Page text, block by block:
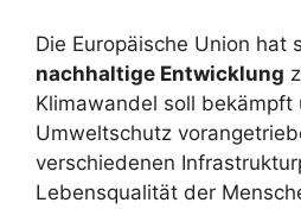
Die Europäische Union hat
nachhaltige Entwicklung
Klimawandel soll bekämpft
Umweltschutz
verschiedenen
Lebensqualität der